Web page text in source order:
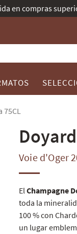
según Gault &
75CL
Doyard
Voie d'Oger
ElChampagne
toda la
100 % con
un lugar